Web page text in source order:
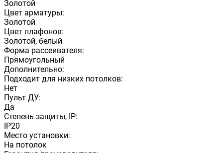
Золотой
Цвет арматуры:
Золотой
Цвет плафонов:
Золотой, белый
Форма рассеивателя:
Прямоугольный
Дополнительно:
Подходит для низких потолков:
Нет
Пульт ДУ:
Да
Степень защиты, IP:
IP20
Место установки:
На потолок